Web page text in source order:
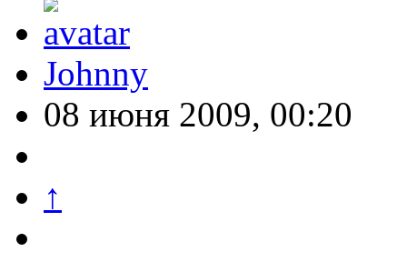
Johnny
08 июня 2009, 00:20
↑